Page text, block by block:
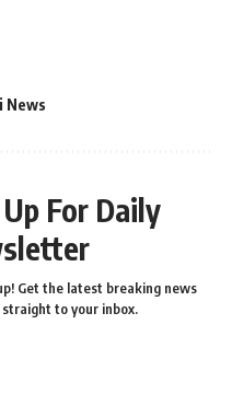
News
For Daily
Get the latest breaking news
to your inbox.